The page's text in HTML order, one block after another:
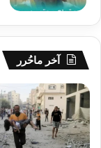
آخر ماحُرر